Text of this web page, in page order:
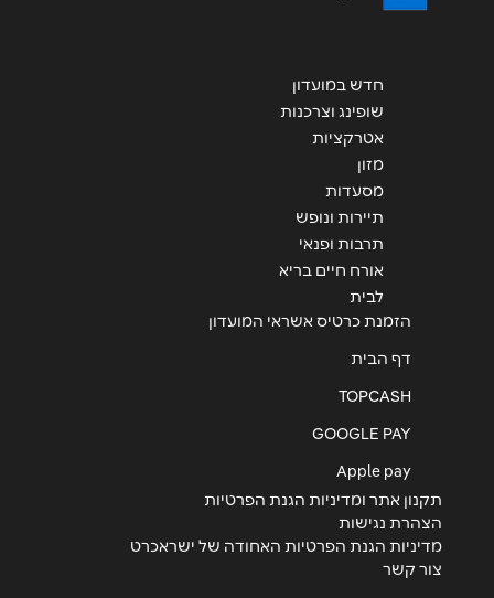
חדש במועדון
שופינג וצרכנות
אטרקציות
מזון
מסעדות
תיירות ונופש
תרבות ופנאי
אורח חיים בריא
לבית
הזמנת כרטיס אשראי המועדון
דף הבית
TOPCASH
GOOGLE PAY
Apple pay
תקנון אתר ומדיניות הגנת הפרטיות
הצהרת נגישות
מדיניות הגנת הפרטיות האחודה של ישראכרט
צור קשר